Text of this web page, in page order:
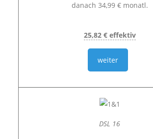
danach 34,99 € monatl.
25,82 € effektiv
weiter
DSL 16